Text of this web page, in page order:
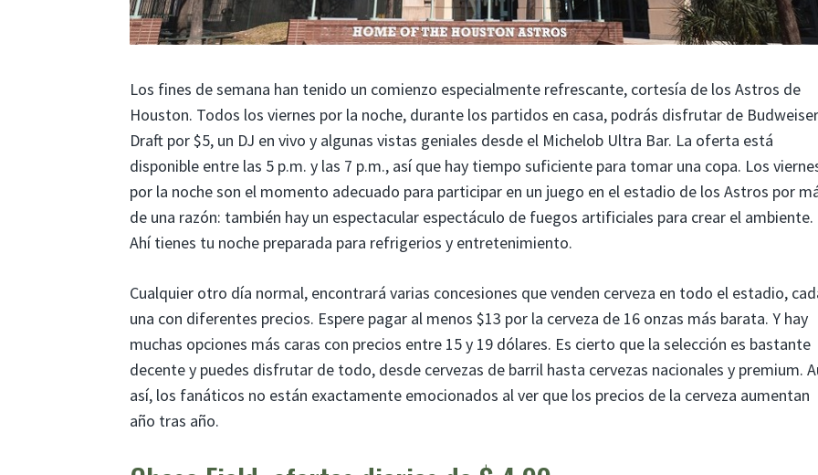
Los fines de semana han tenido un comienzo especialmente refrescante, cortesía de los Astros de
Houston. Todos los viernes por la noche, durante los partidos en casa, podrás disfrutar de Budweiser
Draft por $5, un DJ en vivo y algunas vistas geniales desde el Michelob Ultra Bar. La oferta está
disponible entre las 5 p.m. y las 7 p.m., así que hay tiempo suficiente para tomar una copa. Los
por la noche son el momento adecuado para participar en un juego en el estadio de los Astros por
de una razón: también hay un espectacular espectáculo de fuegos artificiales para crear el ambiente.
Ahí tienes tu noche preparada para refrigerios y entretenimiento.
Cualquier otro día normal, encontrará varias concesiones que venden cerveza en todo el estadio,
una con diferentes precios. Espere pagar al menos $13 por la cerveza de 16 onzas más barata. Y hay
muchas opciones más caras con precios entre 15 y 19 dólares. Es cierto que la selección es bastante
decente y puedes disfrutar de todo, desde cervezas de barril hasta cervezas nacionales y premium.
así, los fanáticos no están exactamente emocionados al ver que los precios de la cerveza aumentan
año tras año.